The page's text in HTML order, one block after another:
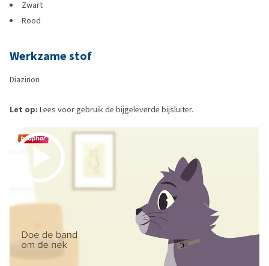
Zwart
Rood
Werkzame stof
Diazinon
Let op: Lees voor gebruik de bijgeleverde bijsluiter.